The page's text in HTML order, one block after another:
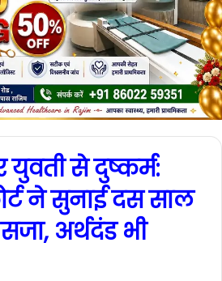
युवती से दुष्कर्म:
ने सुनाई दस साल
अर्थदंड भी